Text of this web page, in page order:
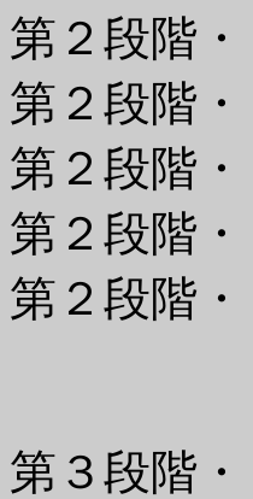
第２段階
第２段階
第２段階
第２段階
第２段階
第３段階